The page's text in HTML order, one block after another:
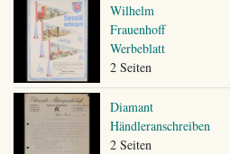
Wilhelm
Frauenhoff
Werbeblatt
2 Seiten
Diamant
Händleranschreiben
2 Seiten